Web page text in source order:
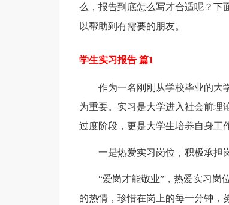
么，报告到底怎么写才合适呢？下
以帮助到有需要的朋友。
学生实习报告 篇1
作为一名刚刚从学校毕业的大
为重要。实习是大学进入社会前理
过度阶段，更是大学生培养自身工
一是热爱实习岗位，积极承担
“爱岗才能敬业”，热爱实习岗
的热情，珍惜在岗上的每一分钟，